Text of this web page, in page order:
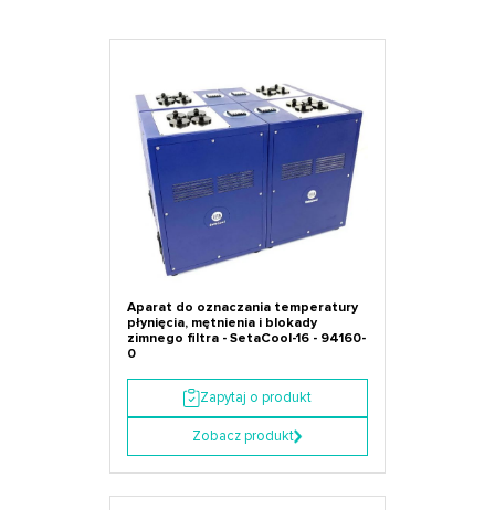
Aparat do oznaczania temperatury
płynięcia, mętnienia i blokady
zimnego filtra - SetaCool-16 - 94160-
0
Zapytaj o produkt
Zobacz produkt